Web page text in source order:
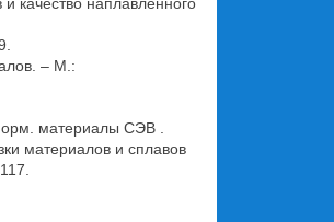
– М.:
материалы СЭВ .
материалов и сплавов